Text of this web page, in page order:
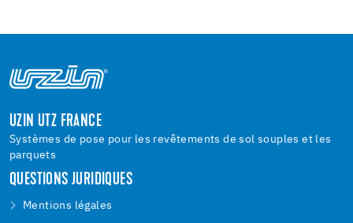
UZIN UTZ FRANCE
Systèmes de pose pour les revêtements de sol souples et les
parquets
QUESTIONS JURIDIQUES
Mentions légales